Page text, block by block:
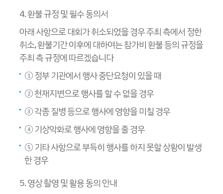
4. 환불 규정 및 필수 동의서
아래 사항으로 대회가 취소되었을 경우 주최 측에서 정한
취소, 환불기간 이후에 대하여는 참가비 환불 등의 규정을
주최 측 규정에 따르겠습니다
① 정부 기관에서 행사 중단요청이 있을 때
② 천재지변으로 행사를 할 수 없을 경우
③ 각종 질병 등으로 행사에 영향을 미칠 경우
④ 기상악화로 행사에 영향을 줄 경우
⑤ 기타 사항으로 부득히 행사를 하지 못할 상황이 발생
한 경우
5. 영상 촬영 및 활용 동의 안내